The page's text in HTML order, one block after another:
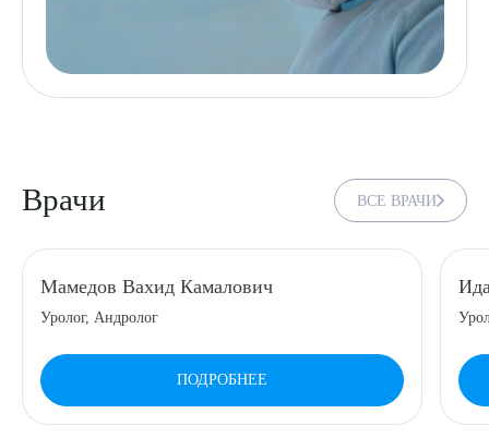
Врачи ВСЕ ВРАЧИ
Мамедов Вахид Камалович
Уролог, Андролог
ПОДРОБНЕЕ